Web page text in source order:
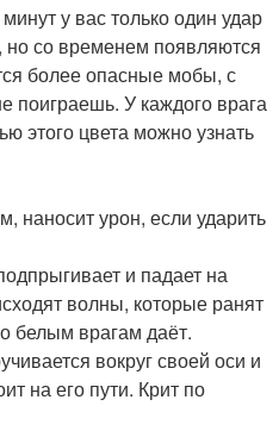
у вас только один удар
но со временем появляются
более опасные мобы, с
поиграешь. У каждого врага
этого цвета можно узнать
наносит урон, если ударить
и падает на
волны, которые ранят
белым врагам даёт.
вокруг своей оси и
на его пути. Крит по